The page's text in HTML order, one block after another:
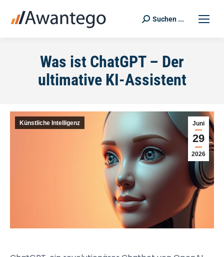
Search:
Suchen ...
Was ist ChatGPT – Der
ultimative KI-Assistent
Juni
29
2026
Künstliche Intelligenz